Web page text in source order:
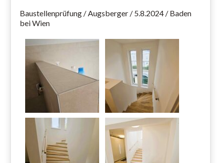
Baustellenprüfung / Augsberger / 5.8.2024 / Baden
bei Wien